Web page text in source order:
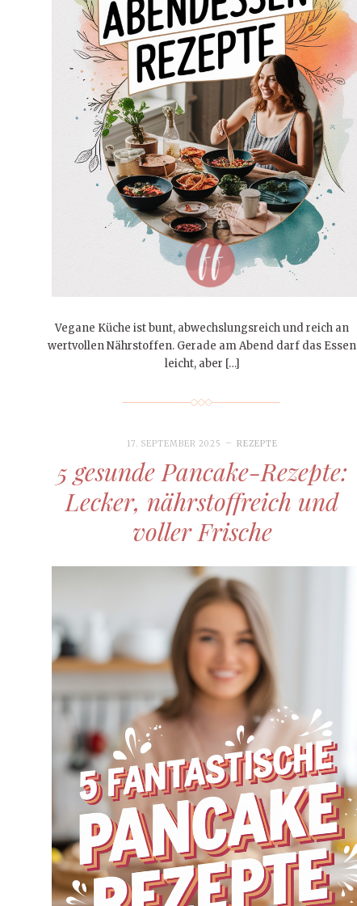
Vegane Küche ist bunt, abwechslungsreich und reich an
wertvollen Nährstoffen. Gerade am Abend darf das Essen
leicht, aber […]
17. SEPTEMBER 2025 REZEPTE
5 gesunde Pancake-Rezepte:
Lecker, nährstoffreich und
voller Frische